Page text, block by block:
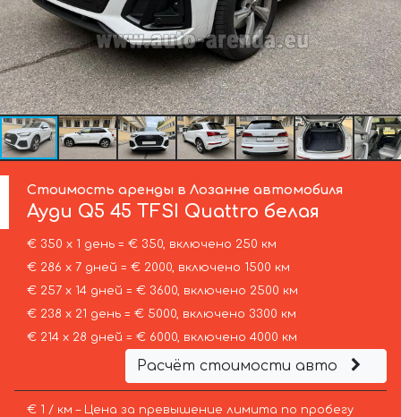
Стоимость аренды в Лозанне автомобиля
Ауди Q5 45 TFSI Quattro белая
€ 350 х 1 день = € 350, включено 250 км
€ 286 х 7 дней = € 2000, включено 1500 км
€ 257 х 14 дней = € 3600, включено 2500 км
€ 238 х 21 день = € 5000, включено 3300 км
€ 214 х 28 дней = € 6000, включено 4000 км
Расчёт стоимости авто
€ 1 / км – Цена за превышение лимита по пробегу